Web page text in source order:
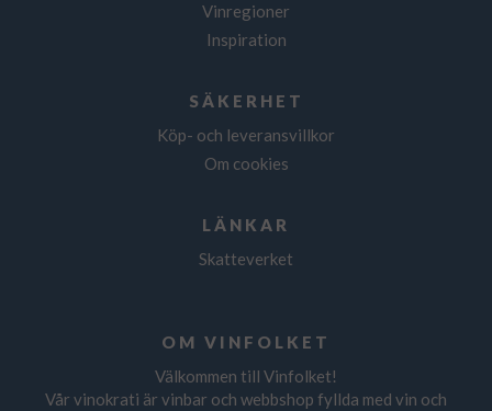
Vinregioner
Inspiration
SÄKERHET
Köp- och leveransvillkor
Om cookies
LÄNKAR
Skatteverket
OM VINFOLKET
Välkommen till Vinfolket!
Vår vinokrati är vinbar och webbshop fyllda med vin och